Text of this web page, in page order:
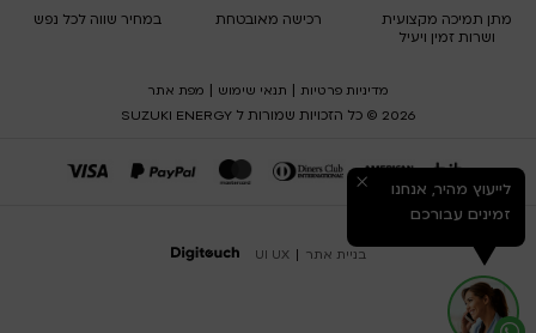
מתן תמיכה מקצועית
ושרות זמין ויעיל
רכישה מאובטחת במחיר שווה לכל נפש
מדיניות פרטיות | תנאי שימוש | מפת אתר
2026 © כל הזכויות שמורות ל SUZUKI ENERGY
בניית אתר |
UI UX
לייעוץ מהיר, אנחנו
זמינים עבורכם